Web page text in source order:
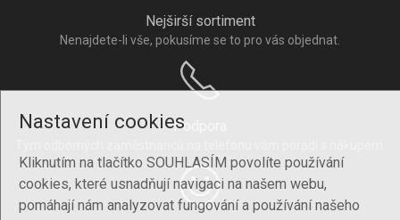
Nastavení cookies
Kliknutím na tlačítko SOUHLASÍM povolíte používání
cookies, které usnadňují navigaci na našem webu,
pomáhají nám analyzovat fungování a používání našeho
Nejširší sortiment
Nenajdete-li vše, pokusíme se to pro vás objednat.
Podpora